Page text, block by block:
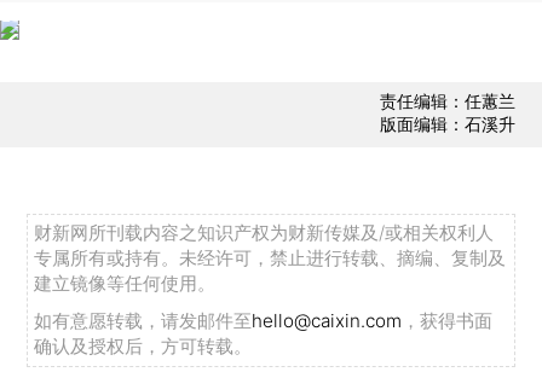
责任编辑：任蕙兰
版面编辑：石溪升
财新网所刊载内容之知识产权为财新传媒及/或相关权利人
专属所有或持有。未经许可，禁止进行转载、摘编、复制及
建立镜像等任何使用。
如有意愿转载，请发邮件至hello@caixin.com ，获得书面
确认及授权后，方可转载。